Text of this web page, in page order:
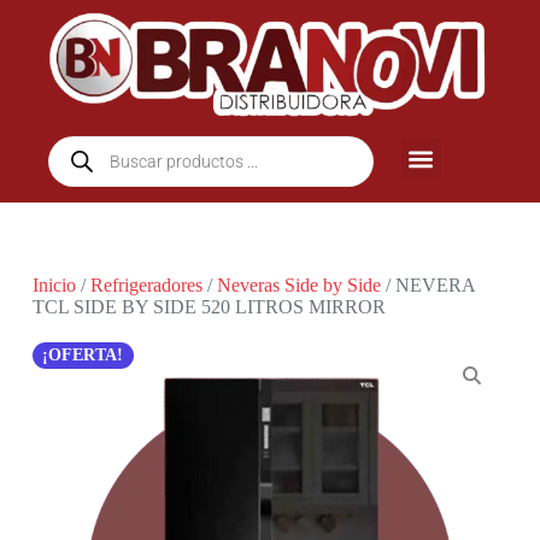
Inicio/Refrigeradores/Neveras Side by Side/ NEVERA
TCL SIDE BY SIDE 520 LITROS MIRROR
¡OFERTA!